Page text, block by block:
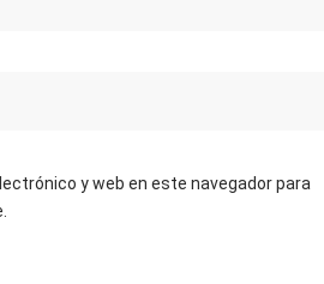
y web en este navegador para